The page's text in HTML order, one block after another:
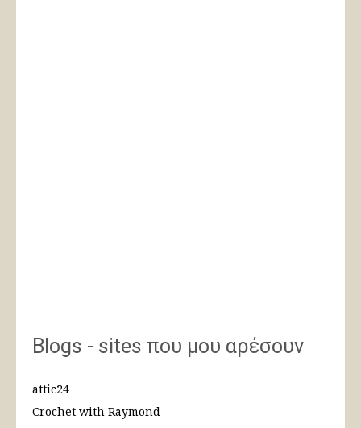
Blogs - sites που μου αρέσουν
attic24
Crochet with Raymond